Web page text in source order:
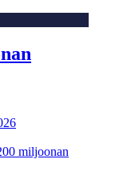
miljoonan